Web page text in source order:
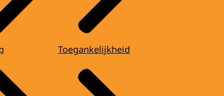
Toegankelijkheid